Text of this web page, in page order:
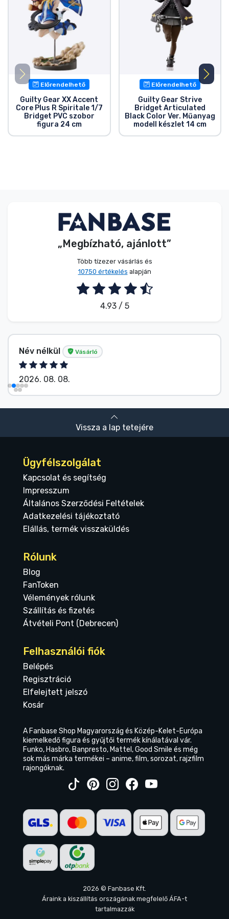
Előrendelhető
Guilty Gear XX Accent
Core Plus R Spiritale 1/7
Bridget PVC szobor
figura 24 cm
Előrendelhető
Guilty Gear Strive
Bridget Articulated
Black Color Ver. Műanyag
modell készlet 14 cm
„Megbízható, ajánlott”
Több tízezer vásárlás és
10750 értékelés alapján
4.93 / 5
Név nélkül Vásárló
2026. 08. 08.
Vissza a lap tetejére
Ügyfélszolgálat
Kapcsolat és segítség
Impresszum
Általános Szerződési Feltételek
Adatkezelési tájékoztató
Elállás, termék visszaküldés
Rólunk
Blog
FanToken
Vélemények rólunk
Szállítás és fizetés
Átvételi Pont (Debrecen)
Felhasználói fiók
Belépés
Regisztráció
Elfelejtett jelszó
Kosár
A Fanbase Shop Magyarország és Közép-Kelet-Európa
kiemelkedő figura és gyűjtői termék kínálatával vár.
Funko, Hasbro, Banpresto, Mattel, Good Smile és még
sok más márka termékei – anime, film, sorozat, rajzfilm
rajongóknak.
2026 © Fanbase Kft.
Áraink a kiszállítás országának megfelelő ÁFA-t
tartalmazzák